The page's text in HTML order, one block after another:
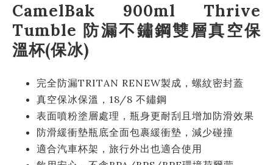
CamelBak 900ml Thrive
Tumble 防漏不鏽鋼雙層真空保
溫杯(保冰)
完全防漏TRITAN RENEW製成，螺紋密封蓋
真空保冰保溫，18/8 不鏽鋼
表面噴粉塗層處理，瓶身更耐刮且增加防滑效果
防滑緩衝墊瓶底全面包裹緩衝墊，減少碰撞
適合汽車杯架，旅行外出也適合使用